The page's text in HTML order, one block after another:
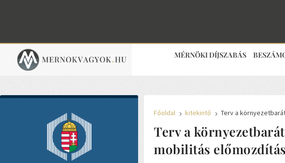
MÉRNÖKI DÍJSZABÁS
Főoldal 5 kitekintő 5 Terv a
Terv a
mobilitás